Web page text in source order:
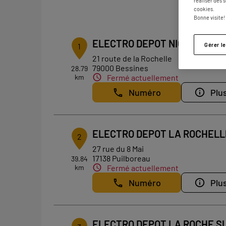
3
1
28.79
km
ELECTRO DEPOT NIORT
21 route de la Rochelle
79000 Bessines
Fermé actuellement
Numéro
2
39.84
km
ELECTRO DEPOT LA
27 rue du 8 Mai
17138 Puilboreau
Fermé actuellement
Numéro
cookies.
Bonne visite!
Gérer